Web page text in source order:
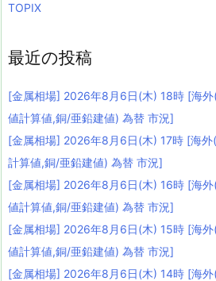
TOPIX
最近の投稿
[金属相場] 2026年8月6日(木) 18時 [海
値計算値,銅/亜鉛建値) 為替 市況]
[金属相場] 2026年8月6日(木) 17時 [海
計算値,銅/亜鉛建値) 為替 市況]
[金属相場] 2026年8月6日(木) 16時 [海
値計算値,銅/亜鉛建値) 為替 市況]
[金属相場] 2026年8月6日(木) 15時 [海
値計算値,銅/亜鉛建値) 為替 市況]
[金属相場] 2026年8月6日(木) 14時 [海